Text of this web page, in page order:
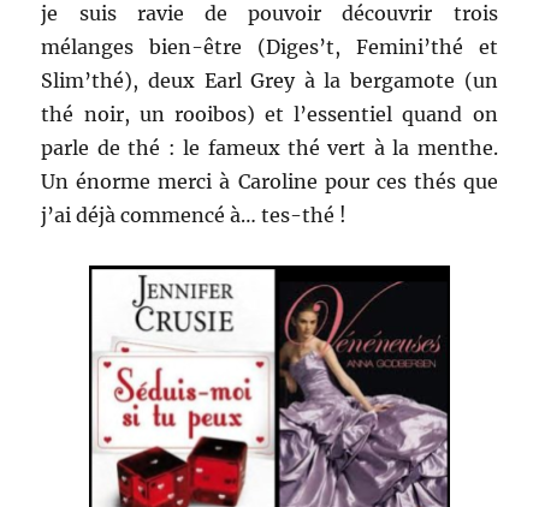
je suis ravie de pouvoir découvrir trois
mélanges bien-être (Diges’t, Femini’thé et
Slim’thé), deux Earl Grey à la bergamote (un
thé noir, un rooibos) et l’essentiel quand on
parle de thé : le fameux thé vert à la menthe.
Un énorme merci à Caroline pour ces thés que
j’ai déjà commencé à… tes-thé !